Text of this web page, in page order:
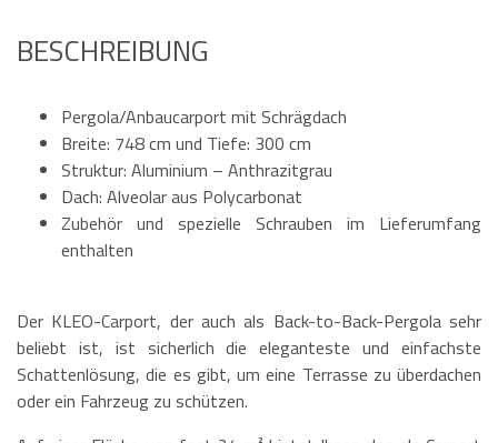
BESCHREIBUNG
Pergola/Anbaucarport mit Schrägdach
Breite: 748 cm und Tiefe: 300 cm
Struktur: Aluminium – Anthrazitgrau
Dach: Alveolar aus Polycarbonat
Zubehör und spezielle Schrauben im Lieferumfang
enthalten
Der KLEO-Carport, der auch als Back-to-Back-Pergola sehr
beliebt ist, ist sicherlich die eleganteste und einfachste
Schattenlösung, die es gibt, um eine Terrasse zu überdachen
oder ein Fahrzeug zu schützen.